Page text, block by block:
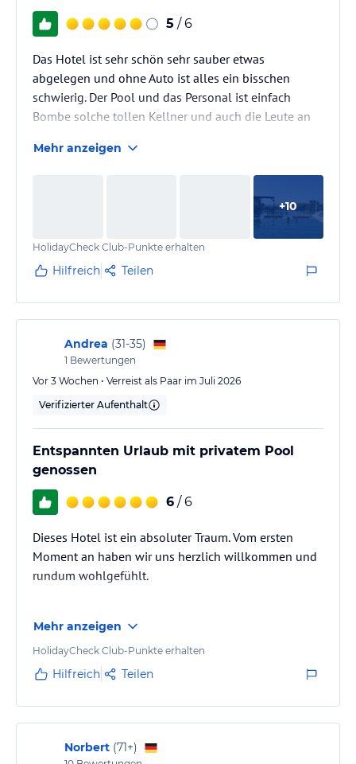
5 / 6
Das Hotel ist sehr schön sehr sauber etwas
abgelegen und ohne Auto ist alles ein bisschen
schwierig. Der Pool und das Personal ist einfach
Bombe solche tollen Kellner und auch die Leute an
doof, da es nur eine Karte gibt und die sich nicht
ändert. Wenn man länger als eine Woche bleibt, ist
das schon sehr eintönig. Und dennoch ist das Hotel
Mehr anzeigen
+10
HolidayCheck Club-Punkte erhalten
Hilfreich Teilen
Andrea (31-35)
1 Bewertungen
Vor 3 Wochen • Verreist als Paar im Juli 2026
Verifizierter Aufenthalt
Entspannten Urlaub mit privatem Pool
genossen
6 / 6
Dieses Hotel ist ein absoluter Traum. Vom ersten
Moment an haben wir uns herzlich willkommen und
rundum wohlgefühlt.
wunderschöne Landschaft mit herrlicher Aussicht. Wir
hatten ein Zimmer mit privatem Pool. Das Zimmer
selbst war eher kompakt und auch das Badezimmer
ausreichend.
Der Pool hatte eine Größe von etwa 5 x 2,5 Metern.
Mehr anzeigen
HolidayCheck Club-Punkte erhalten
Hilfreich Teilen
Norbert (71+)